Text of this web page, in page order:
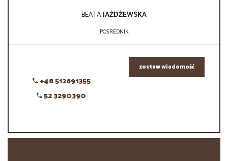
BEATAJAŻDŻEWSKA
POŚREDNIK
+48 512691355
52 3290390
zostaw wiadomość